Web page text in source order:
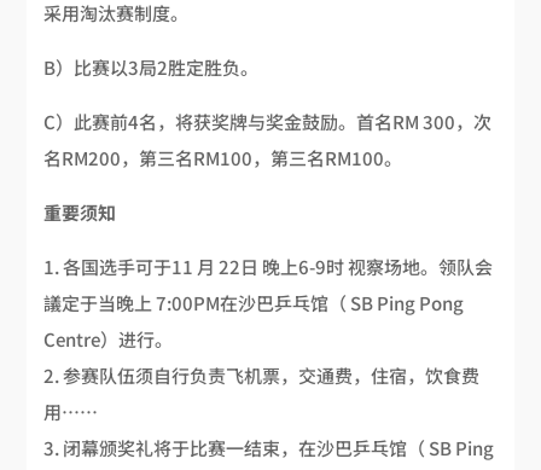
采用淘汰赛制度。
B）比赛以3局2胜定胜负。
C）此赛前4名，将获奖牌与奖金鼓励。首名RM 300，次
名RM200，第三名RM100，第三名RM100。
重要须知
各国选手可于11 月 22日 晚上6-9时 视察场地。领队会
議定于当晚上 7:00PM在沙巴乒乓馆（ SB Ping Pong
Centre）进行。
参赛队伍须自行负责飞机票，交通费，住宿，饮食费
用……
闭幕颁奖礼将于比赛一结束，在沙巴乒乓馆（ SB Ping